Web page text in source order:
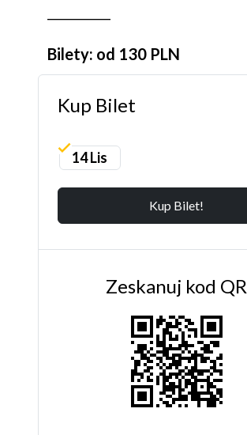
Bilety: od 130 PLN
Kup Bilet
14 Lis
Kup Bilet!
Zeskanuj kod QR